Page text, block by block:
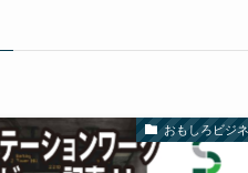
おもしろビジ